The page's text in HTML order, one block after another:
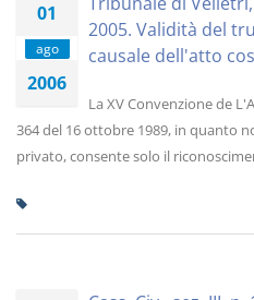
01
ago
2006
2005. Validità del
causale dell'atto
La XV Convenzione de
364 del 16 ottobre 1989, in quanto
privato, consente solo il